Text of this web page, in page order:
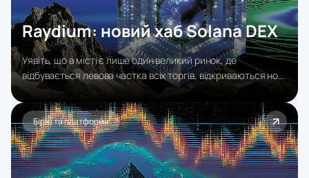
Raydium: новий хаб Solana DEX
Уявіть, що в місті є лише один великий ринок, де
відбувається левова частка всіх торгів, відкриваються нові
магазини і встановлюються ціни. Навіть якщо в різних
кварталах з'являються спеціалізовані лавки, більшість
покупців і продавців все одно повертаються туди, де
найбільше ліквідності.
Біржі та платформи